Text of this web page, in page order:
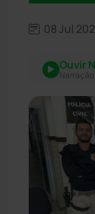
08 Jul
Ouvir